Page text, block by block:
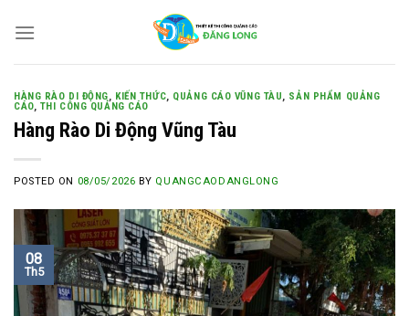
HÀNG RÀO DI ĐỘNG, KIẾN THỨC, QUẢNG CÁO VŨNG TÀU, SẢN PHẨM QUẢNG
CÁO, THI CÔNG QUẢNG CÁO
Hàng Rào Di Động Vũng Tàu
POSTED ON 08/05/2026 BY QUANGCAODANGLONG
08
Th5